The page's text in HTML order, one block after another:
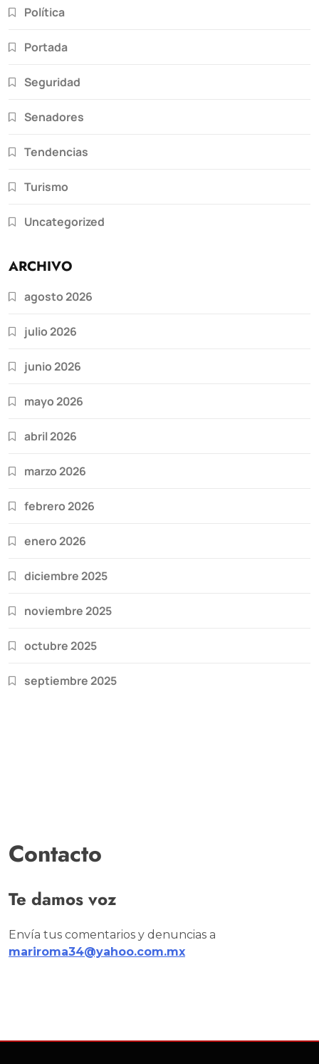
Política
Portada
Seguridad
Senadores
Tendencias
Turismo
Uncategorized
ARCHIVO
agosto 2026
julio 2026
junio 2026
mayo 2026
abril 2026
marzo 2026
febrero 2026
enero 2026
diciembre 2025
noviembre 2025
octubre 2025
septiembre 2025
Contacto
Te damos voz
Envía tus comentarios y denuncias a
mariroma34@yahoo.com.mx